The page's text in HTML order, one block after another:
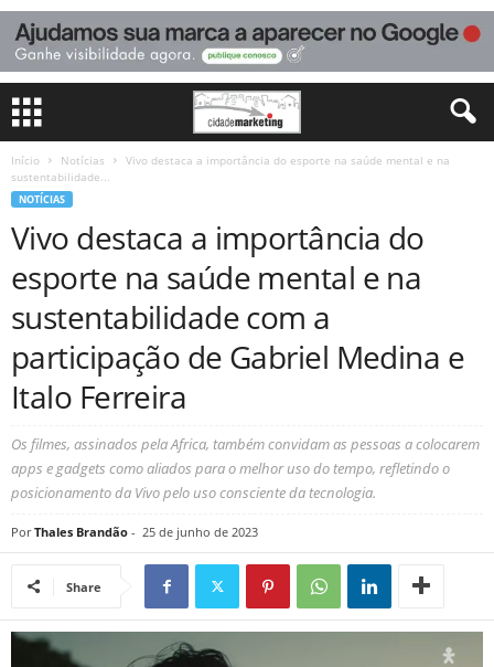
Início Notícias
Vivo destaca a importância do esporte na saúde mental e na
sustentabilidade...
NOTÍCIAS
Vivo destaca a importância do
esporte na saúde mental e na
sustentabilidade com a
participação de Gabriel Medina e
Italo Ferreira
Os filmes, assinados pela Africa, também convidam as pessoas a colocarem
apps e gadgets como aliados para o melhor uso do tempo, refletindo o
posicionamento da Vivo pelo uso consciente da tecnologia.
Por Thales Brandão - 25 de junho de 2023
Share